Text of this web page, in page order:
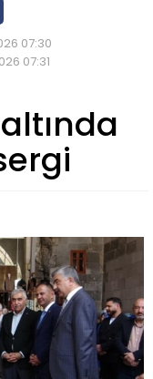
07:30
07:31